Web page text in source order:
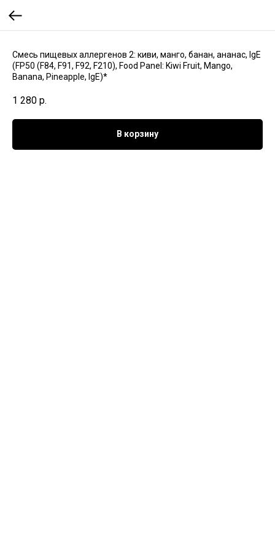
Смесь пищевых аллергенов 2: киви, манго, банан, ананас, IgE
(FP50 (F84, F91, F92, F210), Food Panel: Kiwi Fruit, Mango,
Banana, Pineapple, IgE)*
1 280 р.
В корзину